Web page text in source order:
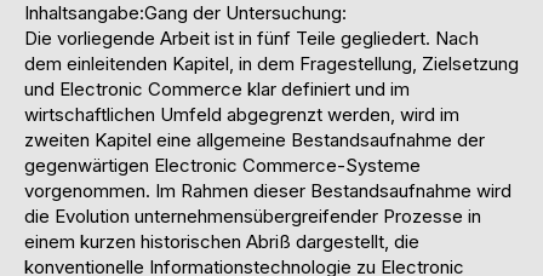
Inhaltsangabe:Gang der Untersuchung:
Die vorliegende Arbeit ist in fünf Teile gegliedert. Nach
dem einleitenden Kapitel, in dem Fragestellung, Zielsetzung
und Electronic Commerce klar definiert und im
wirtschaftlichen Umfeld abgegrenzt werden, wird im
zweiten Kapitel eine allgemeine Bestandsaufnahme der
gegenwärtigen Electronic Commerce-Systeme
vorgenommen. Im Rahmen dieser Bestandsaufnahme wird
die Evolution unternehmensübergreifender Prozesse in
einem kurzen historischen Abriß dargestellt, die
konventionelle Informationstechnologie zu Electronic